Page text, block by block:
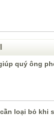
quý ông
loại bỏ khi